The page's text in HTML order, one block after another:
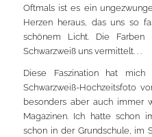
Oftmals ist es ein
Herzen heraus, das uns so
schönem Licht. Die
Schwarzweiß uns vermittelt. . .
Diese Faszination hat
Schwarzweiß-Hochzeitsfoto
besonders aber auch immer
Magazinen. Ich hatte schon
schon in der Grundschule, im